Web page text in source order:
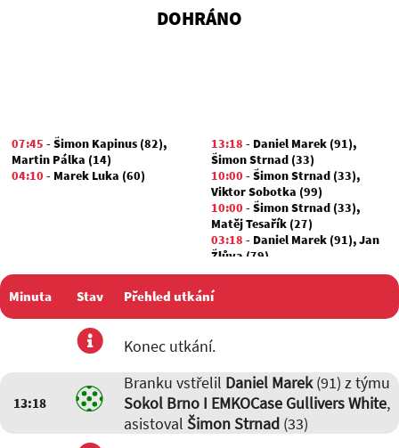
DOHRÁNO
07:45 -Šimon Kapinus (82),
Martin Pálka (14)
04:10 - Marek Luka (60)
13:18 - Daniel Marek (91),
Šimon Strnad (33)
10:00 -Šimon Strnad (33),
Viktor Sobotka (99)
10:00 -Šimon Strnad (33),
Matěj Tesařík (27)
03:18 - Daniel Marek (91),Jan
Žlůva (79)
Minuta Stav Přehled utkání
Konec utkání.
13:18
Branku vstřelil Daniel Marek(91) z týmu
Sokol Brno I EMKOCase Gullivers White,
asistoval Šimon Strnad(33)